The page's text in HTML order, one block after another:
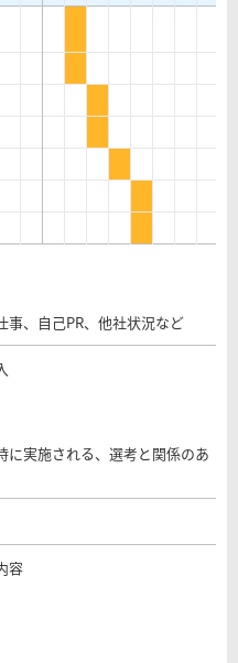
事、自己PR、他社状況など
に実施される、選考と関係のあ
容